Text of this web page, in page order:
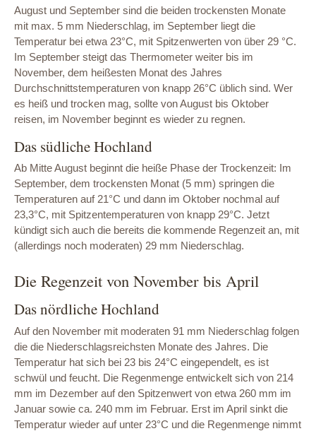
August und September sind die beiden trockensten Monate
mit max. 5 mm Niederschlag, im September liegt die
Temperatur bei etwa 23°C, mit Spitzenwerten von über 29 °C.
Im September steigt das Thermometer weiter bis im
November, dem heißesten Monat des Jahres
Durchschnittstemperaturen von knapp 26°C üblich sind. Wer
es heiß und trocken mag, sollte von August bis Oktober
reisen, im November beginnt es wieder zu regnen.
Das südliche Hochland
Ab Mitte August beginnt die heiße Phase der Trockenzeit: Im
September, dem trockensten Monat (5 mm) springen die
Temperaturen auf 21°C und dann im Oktober nochmal auf
23,3°C, mit Spitzentemperaturen von knapp 29°C. Jetzt
kündigt sich auch die bereits die kommende Regenzeit an, mit
(allerdings noch moderaten) 29 mm Niederschlag.
Die Regenzeit von November bis April
Das nördliche Hochland
Auf den November mit moderaten 91 mm Niederschlag folgen
die die Niederschlagsreichsten Monate des Jahres. Die
Temperatur hat sich bei 23 bis 24°C eingependelt, es ist
schwül und feucht. Die Regenmenge entwickelt sich von 214
mm im Dezember auf den Spitzenwert von etwa 260 mm im
Januar sowie ca. 240 mm im Februar. Erst im April sinkt die
Temperatur wieder auf unter 23°C und die Regenmenge nimmt